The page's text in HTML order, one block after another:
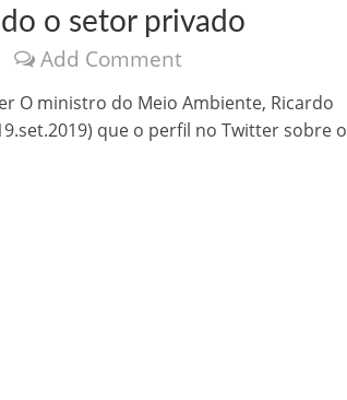
Jesus para ganhar dinheiro
o setor privado
Add Comment
O ministro do Meio Ambiente, Ricardo
que o perfil no Twitter sobre o